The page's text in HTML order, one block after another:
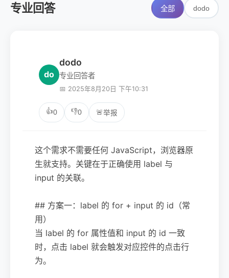
专业回答 全部 dodo
do
dodo
专业回答者
📅 2025年8月20日 下午10:31
👍0 👎0 🚨举报
这个需求不需要任何 JavaScript，浏览器原
生就支持。关键在于正确使用 label 与
input 的关联。
## 方案一：label 的 for + input 的 id（常
用）
当 label 的 for 属性值和 input 的 id 一致
时，点击 label 就会触发对应控件的点击行
为。